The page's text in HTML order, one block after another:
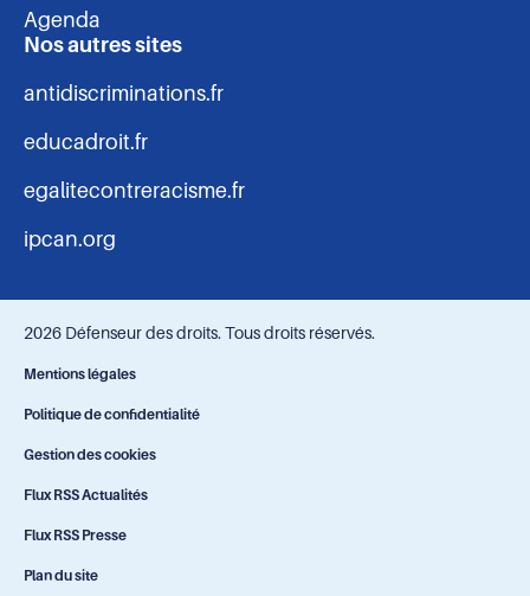
Agenda
Nos autres sites
antidiscriminations.fr
educadroit.fr
egalitecontreracisme.fr
ipcan.org
2026 Défenseur des droits. Tous droits réservés.
Navigation
-
bas
de
Mentions légales
Politique de confidentialité
Gestion des cookies
Flux RSS Actualités
Flux RSS Presse
Plan du site